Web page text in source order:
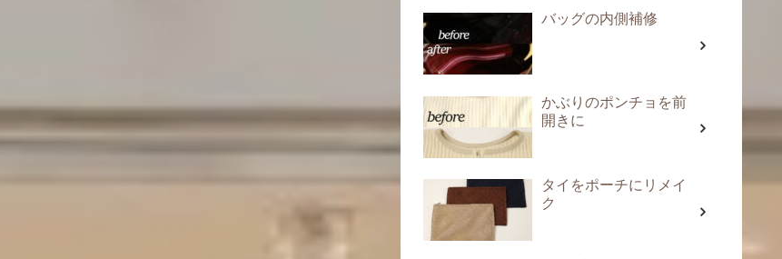
バッグの内側補修
かぶりのポンチョを前
開きに
タイをポーチにリメイ
ク